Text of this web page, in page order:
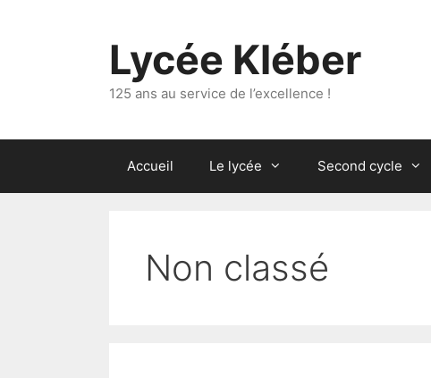
Lycée Kléber
125 ans au service de l’excellence !
Accueil Le lycée Second cycle
Non classé